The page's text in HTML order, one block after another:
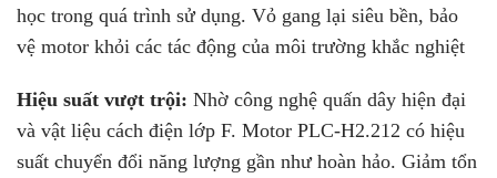
học trong quá trình sử dụng. Vỏ gang lại siêu bền, bảo
vệ motor khỏi các tác động của môi trường khắc nghiệt
Hiệu suất vượt trội: Nhờ công nghệ quấn dây hiện đại
và vật liệu cách điện lớp F. Motor PLC-H2.212 có hiệu
suất chuyển đổi năng lượng gần như hoàn hảo. Giảm tổn